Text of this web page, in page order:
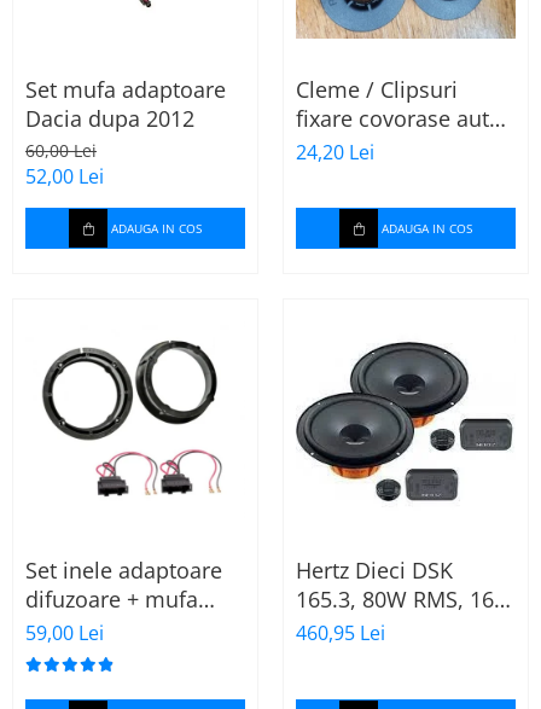
Set mufa adaptoare
Dacia dupa 2012
60,00 Lei
52,00 Lei
ADAUGA IN COS
Cleme / Clipsuri
fixare covorase auto
pentru Renault /
24,20 Lei
ADAUGA IN COS
Set inele adaptoare
difuzoare + mufa
adaptor difuzor VW
Golf IV
59,00 Lei
Hertz Dieci DSK
165.3, 80W RMS, 16.5
cm, 2 cai, boxe auto
460,95 Lei